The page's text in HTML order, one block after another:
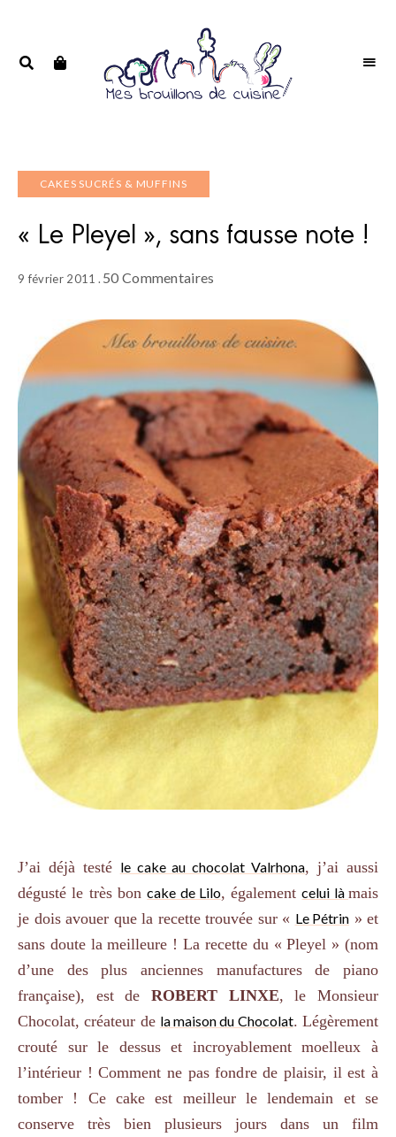
CAKES SUCRÉS & MUFFINS
« Le Pleyel », sans fausse note !
9 février 2011 50 Commentaires
J’ai déjà testé le cake au chocolat Valrhona, j’ai aussi
dégusté le très boncake de Lilo, égalementcelui làmais
je dois avouer que la recette trouvée sur « Le Pétrin » et
sans doute la meilleure ! La recette du « Pleyel » (nom
d’une des plus anciennes manufactures de piano
française), est de ROBERT LINXE, le Monsieur
Chocolat, créateur de la maison du Chocolat. Légèrement
crouté sur le dessus et incroyablement moelleux à
l’intérieur ! Comment ne pas fondre de plaisir, il est à
tomber ! Ce cake est meilleur le lendemain et se
conserve très bien plusieurs jours dans un film